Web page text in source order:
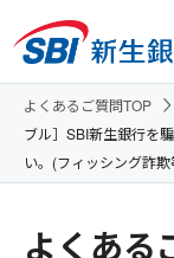
よくあるご質問TOP
ブル］SBI新生銀行を
い。(フィッシング詐欺
よくある